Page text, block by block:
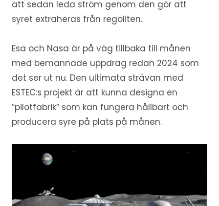
att sedan leda ström genom den gör att
syret extraheras från regoliten.
Esa och Nasa är på väg tillbaka till månen
med bemannade uppdrag redan 2024 som
det ser ut nu. Den ultimata strävan med
ESTEC:s projekt är att kunna designa en
”pilotfabrik” som kan fungera hållbart och
producera syre på plats på månen.